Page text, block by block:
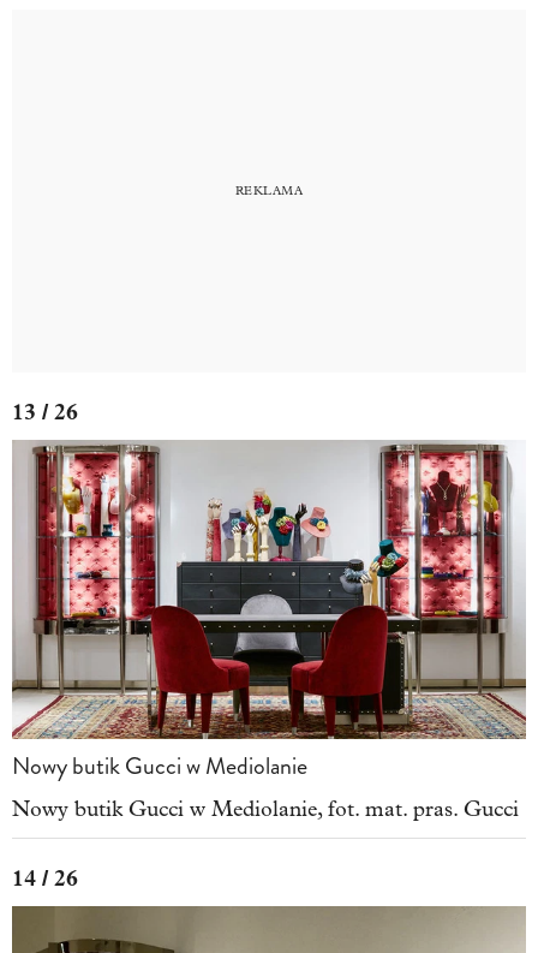
13 / 26
Nowy butik Gucci w Mediolanie
Nowy butik Gucci w Mediolanie, fot. mat. pras. Gucci
14 / 26